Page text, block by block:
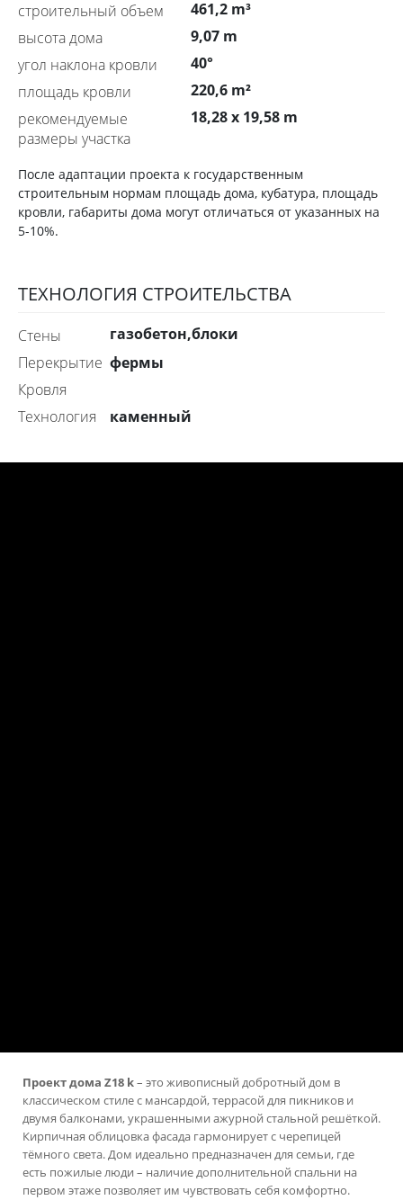
строительный объем
461,2 m³
высота дома
9,07 m
угол наклона кровли
40°
площадь кровли
220,6 m²
рекомендуемые
размеры участка
18,28 x 19,58 m
После адаптации проекта к государственным
строительным нормам площадь дома, кубатура, площадь
кровли, габариты дома могут отличаться от указанных на
5-10%.
ТЕХНОЛОГИЯ СТРОИТЕЛЬСТВА
стены
газобетон,блоки
перекрытие фермы
Кровля
технология
каменный
Проект дома Z18 k– это живописный добротный дом в
классическом стиле с мансардой, террасой для пикников и
двумя балконами, украшенными ажурной стальной решёткой.
Кирпичная облицовка фасада гармонирует с черепицей
тёмного света. Дом идеально предназначен для семьи, где
есть пожилые люди – наличие дополнительной спальни на
первом этаже позволяет им чувствовать себя комфортно.